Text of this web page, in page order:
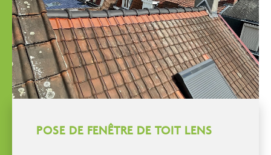
POSE DE FENÊTRE DE TOIT LENS